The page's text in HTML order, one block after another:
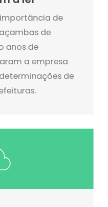
importância de
de
anos de
a empresa
de